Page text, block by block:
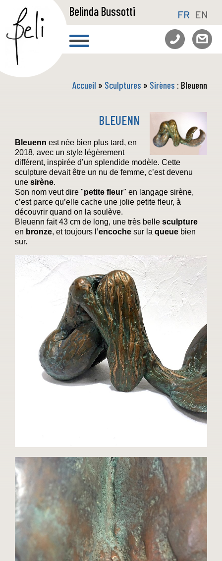
Belinda Bussotti FR EN
Accueil » Sculptures » Sirènes : Bleuenn
BLEUENN
Bleuenn est née bien plus tard, en
2018, avec un style légèrement
différent, inspirée d’un splendide modèle. Cette
sculpture devait être un nu de femme, c’est devenu
une sirène.
Son nom veut dire "petite fleur" en langage sirène,
c’est parce qu’elle cache une jolie petite fleur, à
découvrir quand on la soulève.
Bleuenn fait 43 cm de long, une très belle sculpture
en bronze, et toujours l’encoche sur la queue bien
sur.